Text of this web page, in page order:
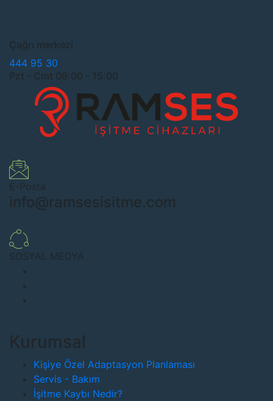
Çağrı merkezi
444 95 30
Pzt - Cmt 09:00 - 15:00
E-Posta
info@ramsesisitme.com
SOSYAL MEDYA
Kurumsal
Kişiye Özel Adaptasyon Planlaması
Servis - Bakım
İşitme Kaybı Nedir?